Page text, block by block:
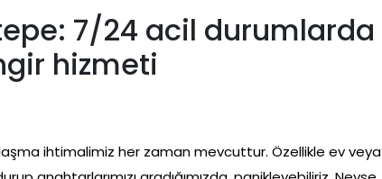
7/24 acil durumlarda
hizmeti
ihtimalimiz her zaman mevcuttur. Özellikle ev veya